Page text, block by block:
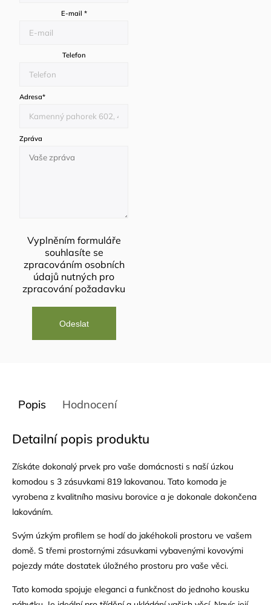
E-mail *
Telefon
Adresa*
Zpráva
Vyplněním formuláře
souhlasíte se
zpracováním osobních
údajů nutných pro
zpracování požadavku
Popis Hodnocení
Detailní popis produktu
Získáte dokonalý prvek pro vaše domácnosti s naší úzkou
komodou s 3 zásuvkami 819 lakovanou. Tato komoda je
vyrobena z kvalitního masivu borovice a je dokonale dokončena
lakováním.
Svým úzkým profilem se hodí do jakéhokoli prostoru ve vašem
domě. S třemi prostornými zásuvkami vybavenými kovovými
pojezdy máte dostatek úložného prostoru pro vaše věci.
Tato komoda spojuje eleganci a funkčnost do jednoho kousku